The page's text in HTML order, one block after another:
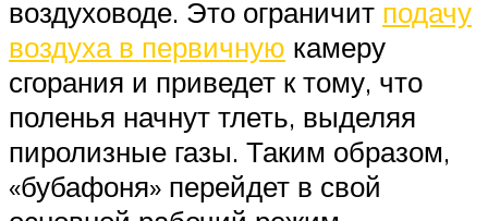
воздуховоде. Это ограничит подачу
воздуха в первичную камеру
сгорания и приведет к тому, что
поленья начнут тлеть, выделяя
пиролизные газы. Таким образом,
«бубафоня» перейдет в свой